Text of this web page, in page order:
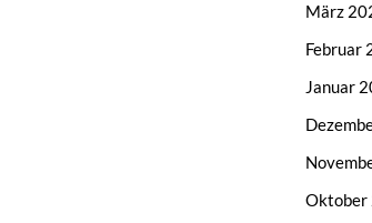
März
Februar
Januar
Oktober